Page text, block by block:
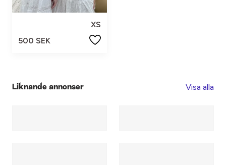
XS
500 SEK
Liknande annonser Visa alla